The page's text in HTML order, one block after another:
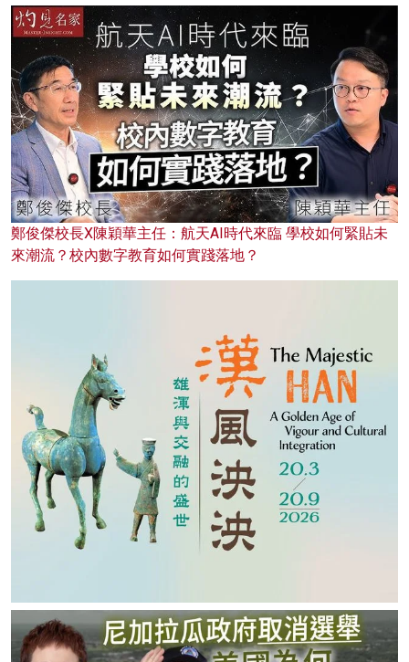
鄭俊傑校長X陳穎華主任：航天AI時代來臨 學校如何緊貼未
來潮流？校內數字教育如何實踐落地？